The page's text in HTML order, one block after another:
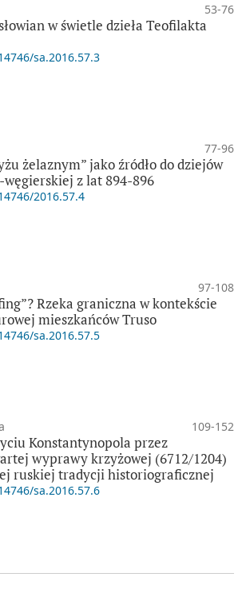
53-76
w świetle dzieła Teofilakta
sa.2016.57.3
77-96
żelaznym” jako źródło do dziejów
węgierskiej z lat 894-896
2016.57.4
97-108
Rzeka graniczna w kontekście
mieszkańców Truso
sa.2016.57.5
109-152
Konstantynopola przez
wyprawy krzyżowej (6712/1204)
ruskiej tradycji historiograficznej
sa.2016.57.6